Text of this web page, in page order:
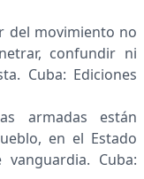
del movimiento no
confundir ni
Cuba: Ediciones
armadas están
en el Estado
Cuba: